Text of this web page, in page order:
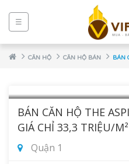
☰
CĂN HỘ CĂN HỘ BÁN BÁN
BÁN CĂN HỘ THE
GIÁ CHỈ 33,3 TRIỆU/M²
Quận 1